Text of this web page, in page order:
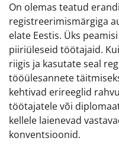
On olemas teatud
registreerimismärgiga
elate Eestis. Üks
piiriüleseid töötajaid.
riigis ja kasutate seal
tööülesannete
kehtivad erireeglid
töötajatele või
kellele laienevad
konventsioonid.